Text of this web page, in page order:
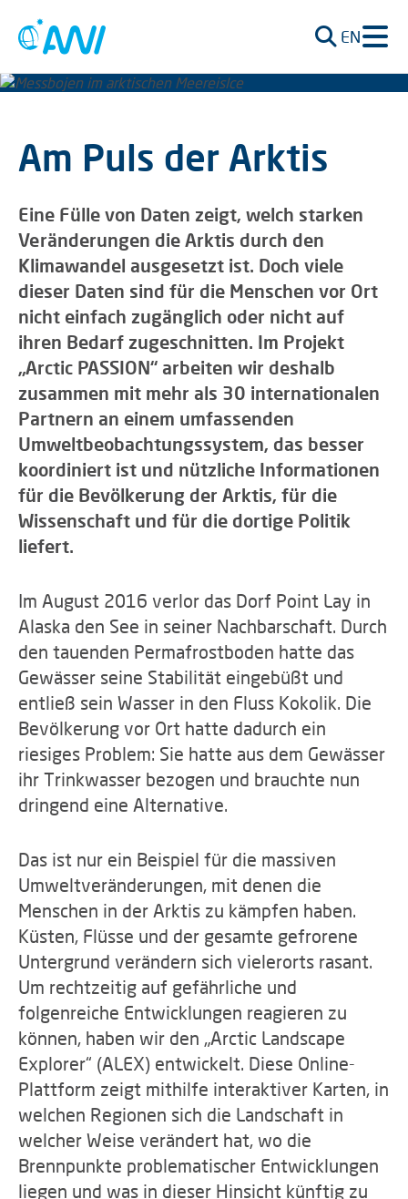
EN
Am Puls der Arktis
Eine Fülle von Daten zeigt, welch starken
Veränderungen die Arktis durch den
Klimawandel ausgesetzt ist. Doch viele
dieser Daten sind für die Menschen vor Ort
nicht einfach zugänglich oder nicht auf
ihren Bedarf zugeschnitten. Im Projekt
„Arctic PASSION“ arbeiten wir deshalb
zusammen mit mehr als 30 internationalen
Partnern an einem umfassenden
Umweltbeobachtungssystem, das besser
koordiniert ist und nützliche Informationen
für die Bevölkerung der Arktis, für die
Wissenschaft und für die dortige Politik
liefert.
Im August 2016 verlor das Dorf Point Lay in
Alaska den See in seiner Nachbarschaft. Durch
den tauenden Permafrostboden hatte das
Gewässer seine Stabilität eingebüßt und
entließ sein Wasser in den Fluss Kokolik. Die
Bevölkerung vor Ort hatte dadurch ein
riesiges Problem: Sie hatte aus dem Gewässer
ihr Trinkwasser bezogen und brauchte nun
dringend eine Alternative.
Das ist nur ein Beispiel für die massiven
Umweltveränderungen, mit denen die
Menschen in der Arktis zu kämpfen haben.
Küsten, Flüsse und der gesamte gefrorene
Untergrund verändern sich vielerorts rasant.
Um rechtzeitig auf gefährliche und
folgenreiche Entwicklungen reagieren zu
können, haben wir den „Arctic Landscape
Explorer“ (ALEX) entwickelt. Diese Online-
Plattform zeigt mithilfe interaktiver Karten, in
welchen Regionen sich die Landschaft in
welcher Weise verändert hat, wo die
Brennpunkte problematischer Entwicklungen
liegen und was in dieser Hinsicht künftig zu